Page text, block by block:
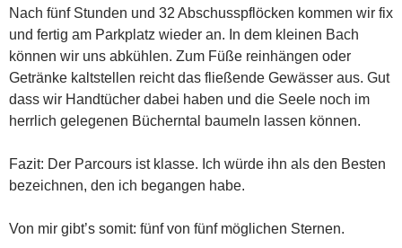
Nach fünf Stunden und 32 Abschusspflöcken kommen wir fix
und fertig am Parkplatz wieder an. In dem kleinen Bach
können wir uns abkühlen. Zum Füße reinhängen oder
Getränke kaltstellen reicht das fließende Gewässer aus. Gut
dass wir Handtücher dabei haben und die Seele noch im
herrlich gelegenen Bücherntal baumeln lassen können.
Fazit: Der Parcours ist klasse. Ich würde ihn als den Besten
bezeichnen, den ich begangen habe.
Von mir gibt’s somit: fünf von fünf möglichen Sternen.